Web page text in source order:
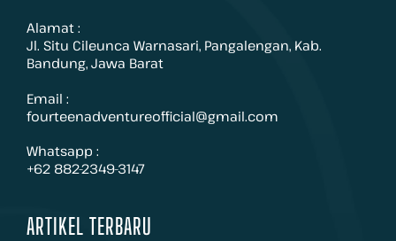
Alamat :
Jl. Situ Cileunca Warnasari, Pangalengan, Kab.
Bandung, Jawa Barat
Email :
fourteenadventureofficial@gmail.com
Whatsapp :
+62 882-2349-3147
ARTIKEL TERBARU